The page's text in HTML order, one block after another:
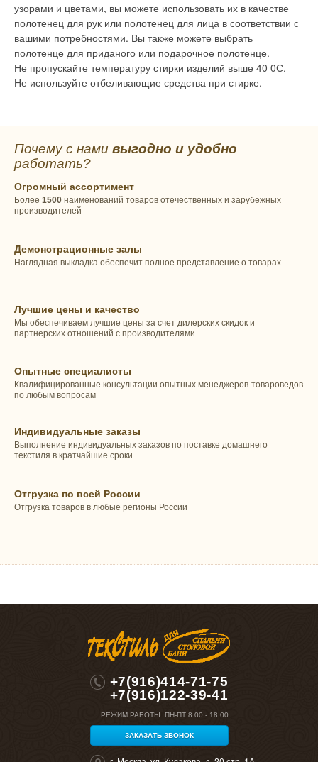
узорами и цветами, вы можете использовать их в качестве
полотенец для рук или полотенец для лица в соответствии с
вашими потребностями. Вы также можете выбрать
полотенце для приданого или подарочное полотенце.
Не пропускайте температуру стирки изделий выше 40 0С.
Не используйте отбеливающие средства при стирке.
Почему с нами выгодно и удобно
работать?
Огромный ассортимент
Более 1500 наименований товаров отечественных и зарубежных
производителей
Демонстрационные залы
Наглядная выкладка обеспечит полное представление о товарах
Лучшие цены и качество
Мы обеспечиваем лучшие цены за счет дилерских скидок и
партнерских отношений с производителями
Опытные специалисты
Квалифицированные консультации опытных менеджеров-товароведов
по любым вопросам
Индивидуальные заказы
Выполнение индивидуальных заказов по поставке домашнего
текстиля в кратчайшие сроки
Отгрузка по всей России
Отгрузка товаров в любые регионы России
+7(916)414-71-75
+7(916)122-39-41
РЕЖИМ РАБОТЫ: ПН-ПТ 8:00 - 18.00
ЗАКАЗАТЬ ЗВОНОК